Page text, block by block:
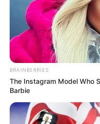
Instagram @daniduke
Septiembre 6, 2021
BRAINBERRIES
The Instagram Model Who
Barbie